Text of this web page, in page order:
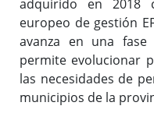
Puestos de personal
Puestos por libre
Puestos por concurso
Contratos en formación
Personal eventual o de
adquirido en 2018
europeo de gestión
avanza en una
permite evolucionar
las necesidades de
municipios de la